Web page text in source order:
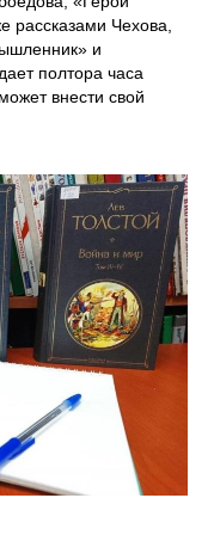
рассказами Чехова,
и
полтора часа
внести свой